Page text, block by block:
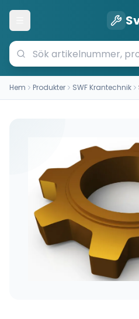
Öppna meny
Hem Produkter SWF Krantechnik